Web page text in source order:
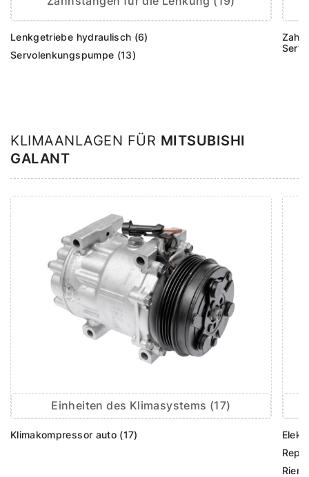
Lenkgetriebe hydraulisch (6)
Servolenkungspumpe (13)
KLIMAANLAGEN FÜR MITSUBISHI
GALANT
Einheiten des Klimasystems (17)
Klimakompressor auto (17)